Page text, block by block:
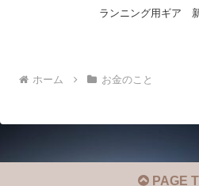
ランニング用ギア
ホーム お金のこと
PAGE